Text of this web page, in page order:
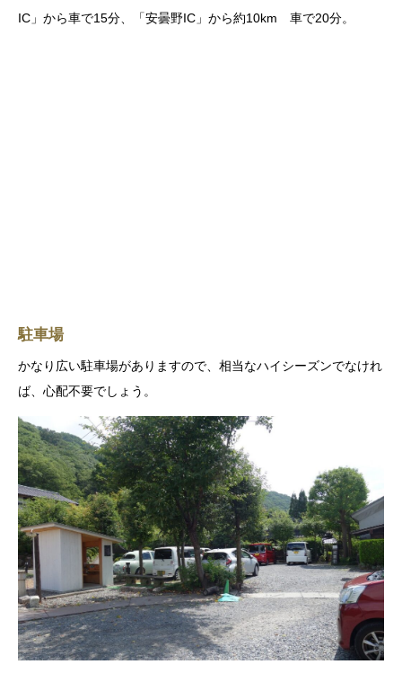
IC」から車で15分、「安曇野IC」から約10km 車で20分。
駐車場
かなり広い駐車場がありますので、相当なハイシーズンでなけれ
ば、心配不要でしょう。